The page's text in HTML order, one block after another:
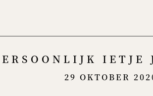
IETJE
29 OKTOBER